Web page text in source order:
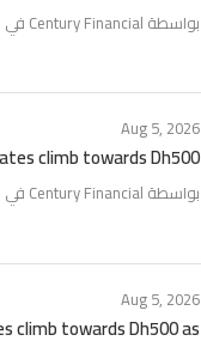
بواسطة Century Financial في '
Aug 5, 2026
climb towards Dh500...
بواسطة Century Financial في '
Aug 5, 2026
climb towards Dh500 as...